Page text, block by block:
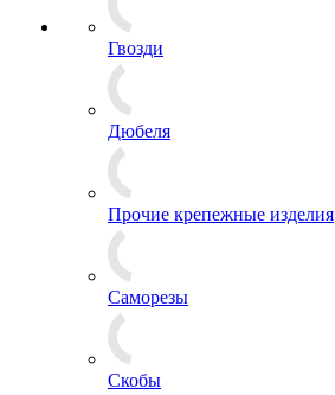
Гвозди
Дюбеля
Прочие крепежные изделия
Саморезы
Скобы